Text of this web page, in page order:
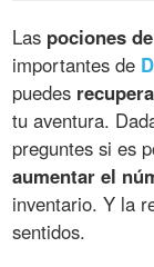
Las pociones
importantes de
puedes
tu aventura.
preguntes si es
aumentar el
inventario. Y la
sentidos.